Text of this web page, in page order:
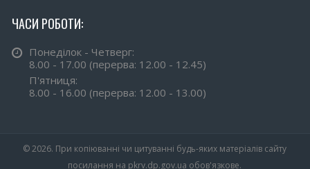
ЧАСИ РОБОТИ:
Понеділок - Четверг:
8.00 - 17.00 (перерва: 12.00 - 12.45)
П'ятниця:
8.00 - 16.00 (перерва: 12.00 - 13.00)
© 2026. При копіюванні чи цитуванні будь-яких матеріалів сайту
посилання на pkrv.dp.gov.ua обов'язкове.